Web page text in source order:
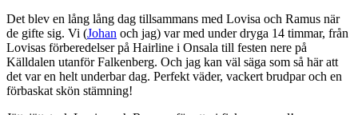
Det blev en lång lång dag tillsammans med Lovisa och Ramus när
de gifte sig. Vi (Johan och jag) var med under dryga 14 timmar, från
Lovisas förberedelser på Hairline i Onsala till festen nere på
Källdalen utanför Falkenberg. Och jag kan väl säga som så här att
det var en helt underbar dag. Perfekt väder, vackert brudpar och en
förbaskat skön stämning!